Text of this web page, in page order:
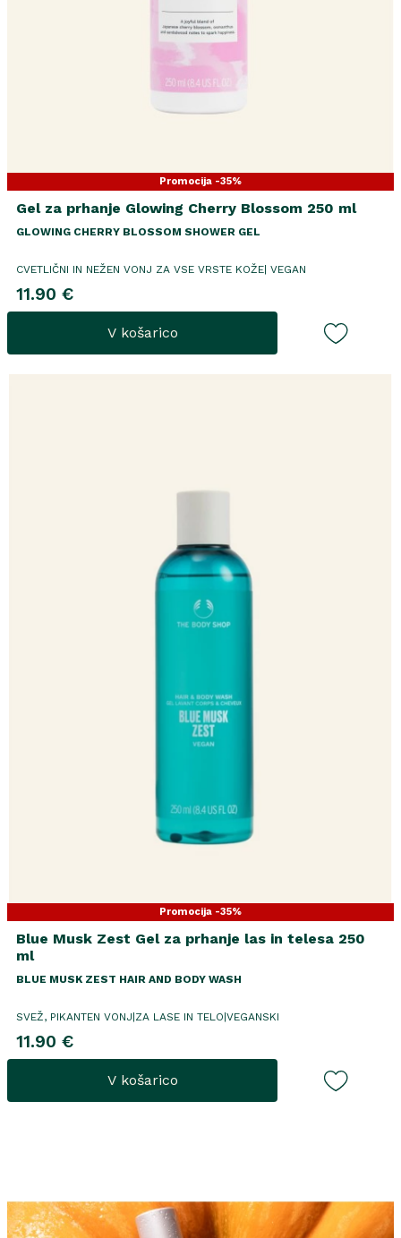
Promocija -35%
Gel za prhanje Glowing Cherry Blossom 250 ml
GLOWING CHERRY BLOSSOM SHOWER GEL
CVETLIČNI IN NEŽEN VONJ ZA VSE VRSTE KOŽE| VEGAN
11.90 €
V košarico
Promocija -35%
Blue Musk Zest Gel za prhanje las in telesa 250
ml
BLUE MUSK ZEST HAIR AND BODY WASH
SVEŽ, PIKANTEN VONJ|ZA LASE IN TELO|VEGANSKI
11.90 €
V košarico